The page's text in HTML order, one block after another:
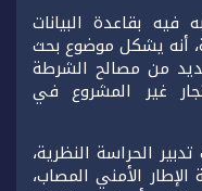
بقاعدة البيانات
أنه يشكل موضوع بحث
من مصالح الشرطة
غير المشروع في
الحراسة النظرية،
الأمني المصاب،